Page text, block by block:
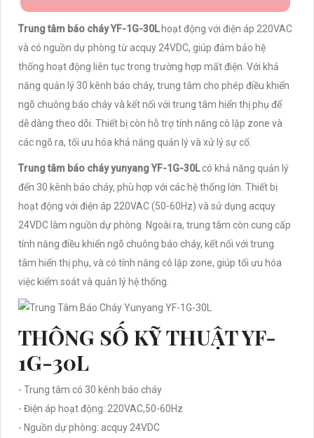
Trung tâm báo cháy YF-1G-30Lhoạt động với điện áp 220VAC
và có nguồn dự phòng từ acquy 24VDC, giúp đảm bảo hệ
thống hoạt động liên tục trong trường hợp mất điện. Với khả
năng quản lý 30 kênh báo cháy, trung tâm cho phép điều khiển
ngõ chuông báo cháy và kết nối với trung tâm hiển thị phụ để
dễ dàng theo dõi. Thiết bị còn hỗ trợ tính năng cô lập zone và
các ngõ ra, tối ưu hóa khả năng quản lý và xử lý sự cố.
Trung tâm báo cháy yunyang YF-1G-30Lcó khả năng quản lý
đến 30 kênh báo cháy, phù hợp với các hệ thống lớn. Thiết bị
hoạt động với điện áp 220VAC (50-60Hz) và sử dụng acquy
24VDC làm nguồn dự phòng. Ngoài ra, trung tâm còn cung cấp
tính năng điều khiển ngõ chuông báo cháy, kết nối với trung
tâm hiển thị phụ, và có tính năng cô lập zone, giúp tối ưu hóa
việc kiểm soát và quản lý hệ thống.
THÔNG SỐ KỸ THUẬT YF-
1G-30L
- Trung tâm có 30 kênh báo cháy
- Điện áp hoạt động: 220VAC,50-60Hz
- Nguồn dự phòng: acquy 24VDC